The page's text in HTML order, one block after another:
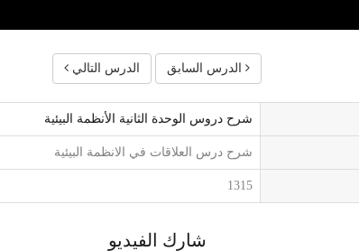
الدرس السابق الدرس التالي
شرح دروس الوحدة الثانية الأنظمة البيئية
شرح درس العلاقات في الانظمة البيئية
1315
شارك الفيديو